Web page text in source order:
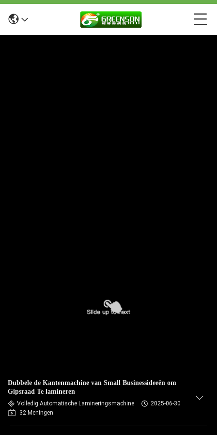
Dubbele de Kantenmachine van Small Businessideeën om
Gipsraad Te lamineren
Volledig Automatische Lamineringsmachine
2025-06-30
32 Meningen